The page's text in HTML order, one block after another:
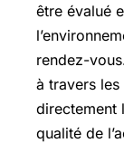
être évalué
rendez-
à travers
directement
qualité de